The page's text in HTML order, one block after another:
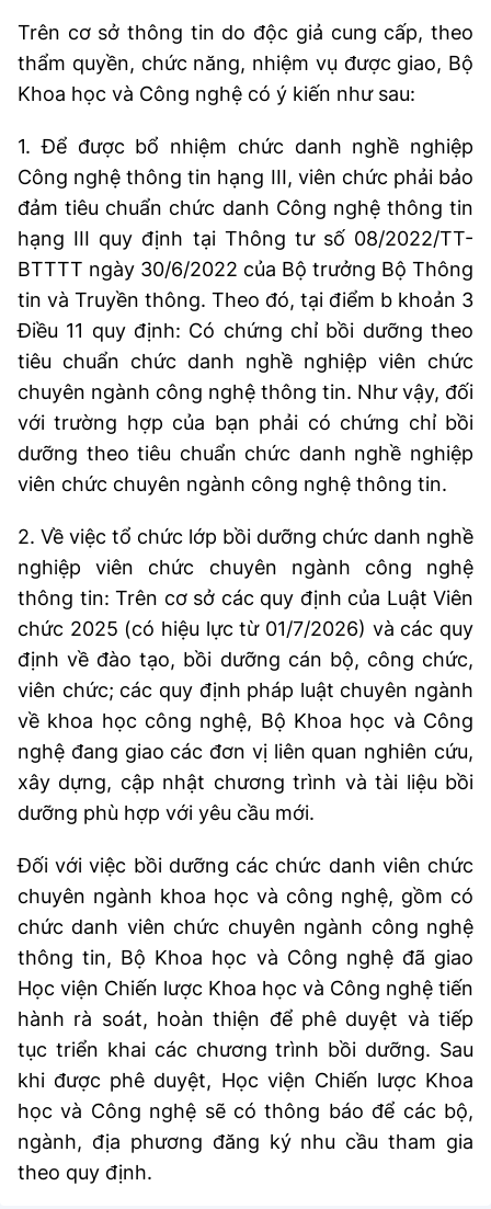
Tin tổng hợp
Tin địa phương
Bưu chính, Viễn thông
Sở hữu trí tuệ
Năng lượng nguyên tử
Ảnh
Voice
Nhiệm vụ trọng tâm
Chọn ngôn ngữ
Vietnamese English
BỘ KHOA HỌC VÀ CÔNG NGHỆ
MINISTRY OF SCIENCE AND TECHNOLOGY
Điều khoản sử dụng Theo dõi MST: Góp ý
Cơ quan chủ quản: Bộ Khoa học và Công nghệ (MST)
Chịu trách nhiệm nội dung: Nguyễn Thị Hải Hằng
Giám đốc Trung tâm Truyền thông Khoa học và Công nghệ.
Liên hệ
Địa chỉ: Ban Biên tập Cổng TTĐT - 18 Nguyễn Du, TP. Hà Nội
Điện thoại: 024 3936 9506
Email:
stc@mst.gov.vn
©2026 Bản quyền thuộc Bộ Khoa Học và Công Nghệ
(Ghi rõ nguồn "https://mst.gov.vn" khi phát hành lại thông tin từ
website này)
Trên cơ sở thông tin do độc giả cung cấp, theo
thẩm quyền, chức năng, nhiệm vụ được giao, Bộ
Khoa học và Công nghệ có ý kiến như sau:
1. Để được bổ nhiệm chức danh nghề nghiệp
Công nghệ thông tin hạng III, viên chức phải bảo
đảm tiêu chuẩn chức danh Công nghệ thông tin
hạng III quy định tại Thông tư số 08/2022/TT-
BTTTT ngày 30/6/2022 của Bộ trưởng Bộ Thông
tin và Truyền thông. Theo đó, tại điểm b khoản 3
Điều 11 quy định: Có chứng chỉ bồi dưỡng theo
tiêu chuẩn chức danh nghề nghiệp viên chức
chuyên ngành công nghệ thông tin. Như vậy, đối
với trường hợp của bạn phải có chứng chỉ bồi
dưỡng theo tiêu chuẩn chức danh nghề nghiệp
viên chức chuyên ngành công nghệ thông tin.
2. Về việc tổ chức lớp bồi dưỡng chức danh nghề
nghiệp viên chức chuyên ngành công nghệ
thông tin: Trên cơ sở các quy định của Luật Viên
chức 2025 (có hiệu lực từ 01/7/2026) và các quy
định về đào tạo, bồi dưỡng cán bộ, công chức,
viên chức; các quy định pháp luật chuyên ngành
về khoa học công nghệ, Bộ Khoa học và Công
nghệ đang giao các đơn vị liên quan nghiên cứu,
xây dựng, cập nhật chương trình và tài liệu bồi
dưỡng phù hợp với yêu cầu mới.
Đối với việc bồi dưỡng các chức danh viên chức
chuyên ngành khoa học và công nghệ, gồm có
chức danh viên chức chuyên ngành công nghệ
thông tin, Bộ Khoa học và Công nghệ đã giao
Học viện Chiến lược Khoa học và Công nghệ tiến
hành rà soát, hoàn thiện để phê duyệt và tiếp
tục triển khai các chương trình bồi dưỡng. Sau
khi được phê duyệt, Học viện Chiến lược Khoa
học và Công nghệ sẽ có thông báo để các bộ,
ngành, địa phương đăng ký nhu cầu tham gia
theo quy định.